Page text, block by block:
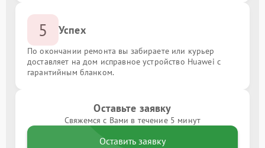
5 Успех
По окончании ремонта вы забираете или курьер
доставляет на дом исправное устройство Huawei с
гарантийным бланком.
Оставьте заявку
Свяжемся с Вами в течение 5 минут
Оставить заявку